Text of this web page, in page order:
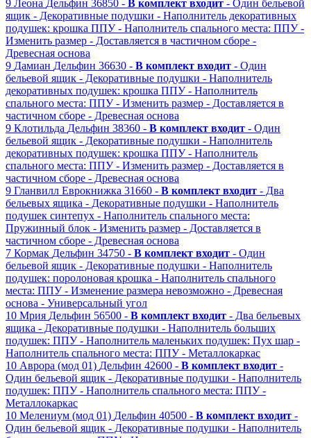
9 Леона Дельфин 36850 - В комплект входит - Один бельевой
ящик - Декоративные подушки - Наполнитель декоративных
подушек: крошка ППУ - Наполнитель спального места: ППУ -
Изменить размер - Доставляется в частичном сборе -
Древесная основа
9 Дамиан Дельфин 36630 - В комплект входит - Один
бельевой ящик - Декоративные подушки - Наполнитель
декоративных подушек: крошка ППУ - Наполнитель
спального места: ППУ - Изменить размер - Доставляется в
частичном сборе - Древесная основа
9 Клотильда Дельфин 38360 - В комплект входит - Один
бельевой ящик - Декоративные подушки - Наполнитель
декоративных подушек: крошка ППУ - Наполнитель
спального места: ППУ - Изменить размер - Доставляется в
частичном сборе - Древесная основа
9 Гланвилл Еврокнижка 31660 - В комплект входит - Два
бельевых ящика - Декоративные подушки - Наполнитель
подушек синтепух - Наполнитель спального места:
Пружинный блок - Изменить размер - Доставляется в
частичном сборе - Древесная основа
7 Кормак Дельфин 34750 - В комплект входит - Один
бельевой ящик - Декоративные подушки - Наполнитель
подушек: поролоновая крошка - Наполнитель спального
места: ППУ - Изменение размера невозможно - Древесная
основа - Универсальный угол
10 Мрия Дельфин 56500 - В комплект входит - Два бельевых
ящика - Декоративные подушки - Наполнитель больших
подушек: ППУ - Наполнитель маленьких подушек: Пух шар -
Наполнитель спального места: ППУ - Металлокаркас
10 Аврора (мод 01) Дельфин 42600 - В комплект входит -
Один бельевой ящик - Декоративные подушки - Наполнитель
подушек: ППУ - Наполнитель спального места: ППУ -
Металлокаркас
10 Мелениум (мод 01) Дельфин 40500 - В комплект входит -
Один бельевой ящик - Декоративные подушки - Наполнитель